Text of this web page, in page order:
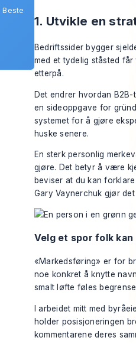
Beste
1. Utvikle en
Bedriftssider bygger
med et tydelig ståsted
etterpå.
Det endrer hvordan
en sideoppgave for
systemet for å gjøre
huske senere.
En sterk personlig
gjøre. Det betyr å være
beviser at du kan
Gary Vaynerchuk gjør
Velg et spor folk kan
«Markedsføring» er for
noe konkret å knytte
smalt løfte føles
I arbeidet mitt med
holder posisjoneringen
kommentarene deres